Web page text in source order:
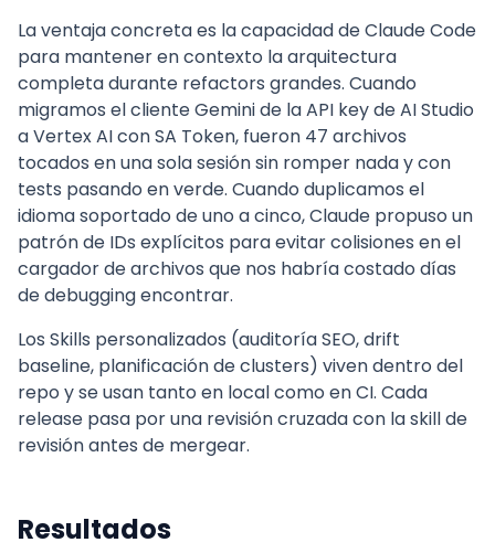
La ventaja concreta es la capacidad de Claude Code
para mantener en contexto la arquitectura
completa durante refactors grandes. Cuando
migramos el cliente Gemini de la API key de AI Studio
a Vertex AI con SA Token, fueron 47 archivos
tocados en una sola sesión sin romper nada y con
tests pasando en verde. Cuando duplicamos el
idioma soportado de uno a cinco, Claude propuso un
patrón de IDs explícitos para evitar colisiones en el
cargador de archivos que nos habría costado días
de debugging encontrar.
Los Skills personalizados (auditoría SEO, drift
baseline, planificación de clusters) viven dentro del
repo y se usan tanto en local como en CI. Cada
release pasa por una revisión cruzada con la skill de
revisión antes de mergear.
Resultados